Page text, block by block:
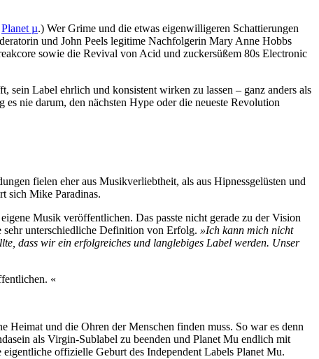
Planet µ.) Wer Grime und die etwas eigenwilligeren Schattierungen
und John Peels legitime Nachfolgerin Mary Anne Hobbs
sowie die Revival von Acid und zuckersüßem 80s Electronic
sein Label ehrlich und konsistent wirken zu lassen – ganz anders als
nie darum, den nächsten Hype oder die neueste Revolution
fielen eher aus Musikverliebtheit, als aus Hipnessgelüsten und
sich Mike Paradinas.
Musik veröffentlichen. Das passte nicht gerade zu der Vision
sehr unterschiedliche Definition von Erfolg. »Ich kann mich nicht
dass wir ein erfolgreiches und langlebiges Label werden. Unser
«
und die Ohren der Menschen finden muss. So war es denn
als Virgin-Sublabel zu beenden und Planet Mu endlich mit
offizielle Geburt des Independent Labels Planet Mu.